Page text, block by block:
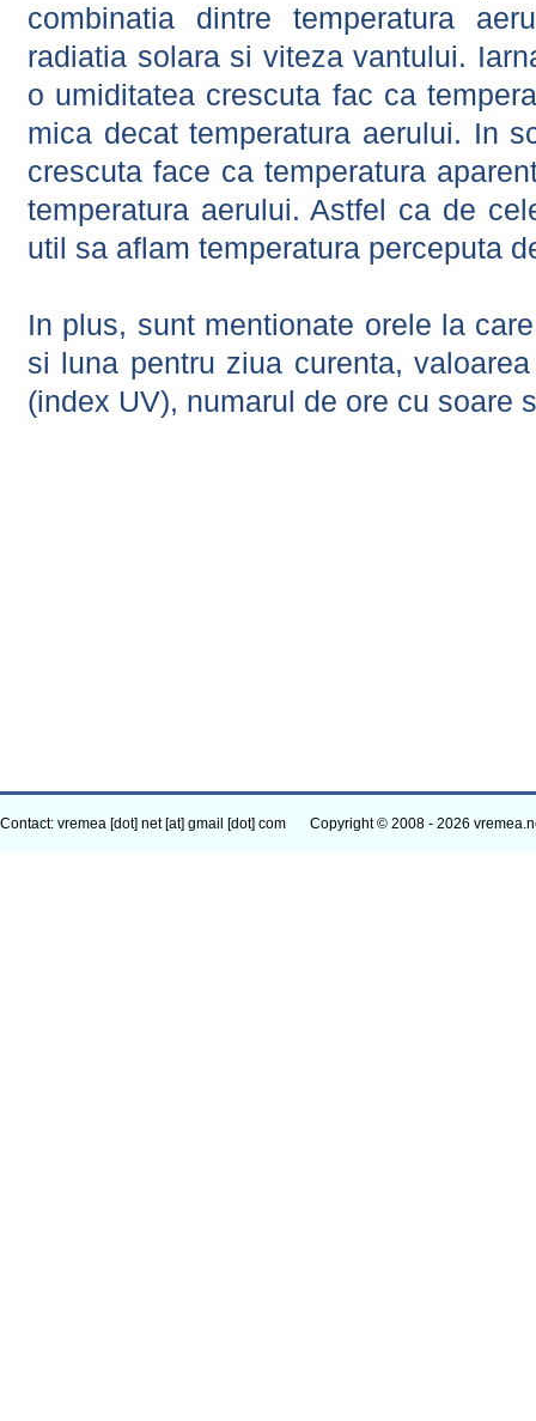
combinatia dintre temperatura
radiatia solara si viteza vantului.
o umiditatea crescuta fac ca
mica decat temperatura aerului. In
crescuta face ca temperatura
temperatura aerului. Astfel ca de
util sa aflam temperatura perceputa
In plus, sunt mentionate orele la
si luna pentru ziua curenta,
(index UV), numarul de ore cu soare
Contact: vremea [dot] net [at] gmail [dot] com Copyright © 2008 - 2026